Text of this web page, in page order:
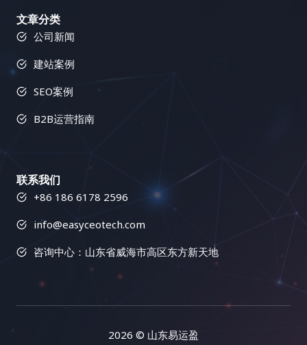
文章分类
公司新闻
建站案例
SEO案例
B2B运营指南
联系我们
+86 186 6178 2596
info@easyceotech.com
咨询中心：山东省威海市高区东方新天地
2026 © 山东易运盈